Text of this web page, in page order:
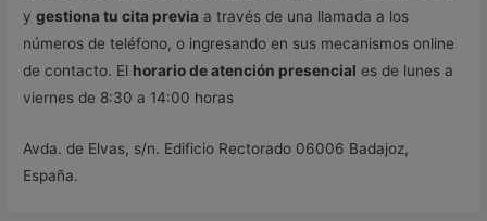
ygestiona tu cita previa a través de una llamada a los
números de teléfono, o ingresando en sus mecanismos online
de contacto. El horario de atención presencial es de lunes a
viernes de 8:30 a 14:00 horas
Avda. de Elvas, s/n. Edificio Rectorado 06006 Badajoz,
España.